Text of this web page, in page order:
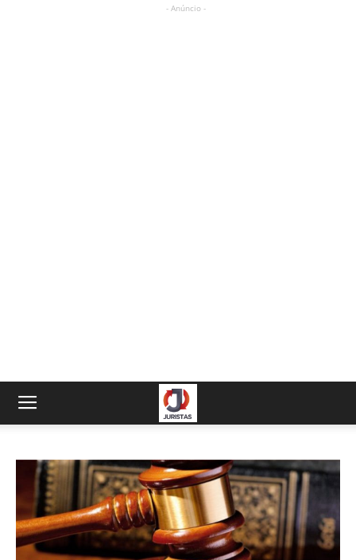
- Anúncio -